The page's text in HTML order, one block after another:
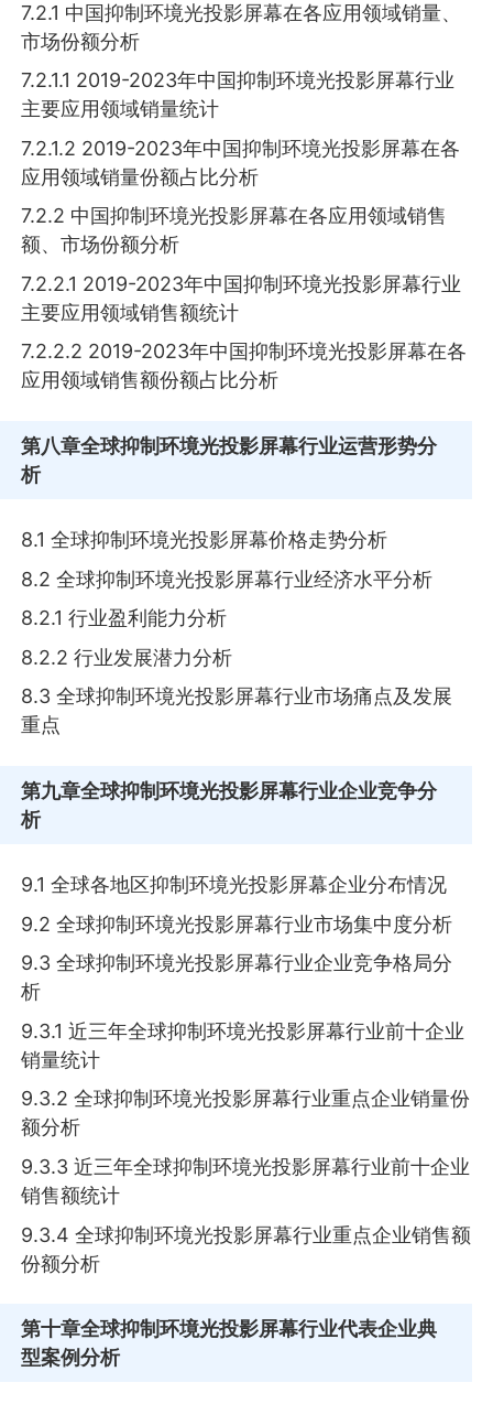
7.2.1 中国抑制环境光投影屏幕在各应用领域销量、
市场份额分析
7.2.1.1 2019-2023年中国抑制环境光投影屏幕行业
主要应用领域销量统计
7.2.1.2 2019-2023年中国抑制环境光投影屏幕在各
应用领域销量份额占比分析
7.2.2 中国抑制环境光投影屏幕在各应用领域销售
额、市场份额分析
7.2.2.1 2019-2023年中国抑制环境光投影屏幕行业
主要应用领域销售额统计
7.2.2.2 2019-2023年中国抑制环境光投影屏幕在各
应用领域销售额份额占比分析
第八章全球抑制环境光投影屏幕行业运营形势分
析
8.1 全球抑制环境光投影屏幕价格走势分析
8.2 全球抑制环境光投影屏幕行业经济水平分析
8.2.1 行业盈利能力分析
8.2.2 行业发展潜力分析
8.3 全球抑制环境光投影屏幕行业市场痛点及发展
重点
第九章全球抑制环境光投影屏幕行业企业竞争分
析
9.1 全球各地区抑制环境光投影屏幕企业分布情况
9.2 全球抑制环境光投影屏幕行业市场集中度分析
9.3 全球抑制环境光投影屏幕行业企业竞争格局分
析
9.3.1 近三年全球抑制环境光投影屏幕行业前十企业
销量统计
9.3.2 全球抑制环境光投影屏幕行业重点企业销量份
额分析
9.3.3 近三年全球抑制环境光投影屏幕行业前十企业
销售额统计
9.3.4 全球抑制环境光投影屏幕行业重点企业销售额
份额分析
第十章全球抑制环境光投影屏幕行业代表企业典
型案例分析